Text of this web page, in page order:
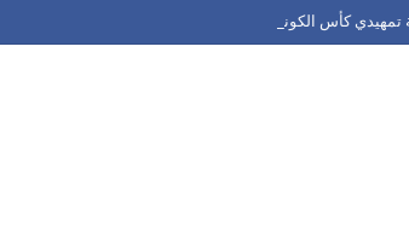
كأس الكونفدرالية 26/2027